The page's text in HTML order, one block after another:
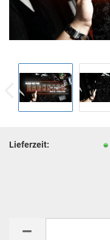
Lieferzeit: